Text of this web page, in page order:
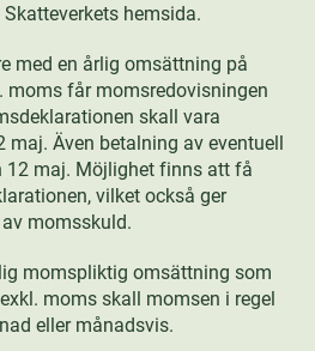
hemsida.
med en årlig omsättning på
moms får momsredovisningen
skall vara
maj. Även betalning av eventuell
12 maj. Möjlighet finns att få
vilket också ger
momsskuld.
momspliktig omsättning som
moms skall momsen i regel
eller månadsvis.